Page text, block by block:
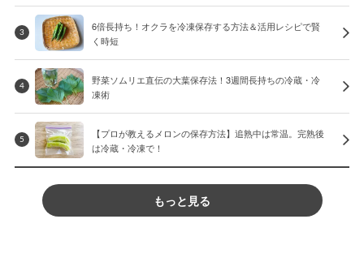
3
6倍長持ち！オクラを冷凍保存する方法＆活用レシピで賢
く時短
4
野菜ソムリエ直伝の大葉保存法！3週間長持ちの冷蔵・冷
凍術
5
【プロが教えるメロンの保存方法】追熟中は常温。完熟後
は冷蔵・冷凍で！
もっと見る